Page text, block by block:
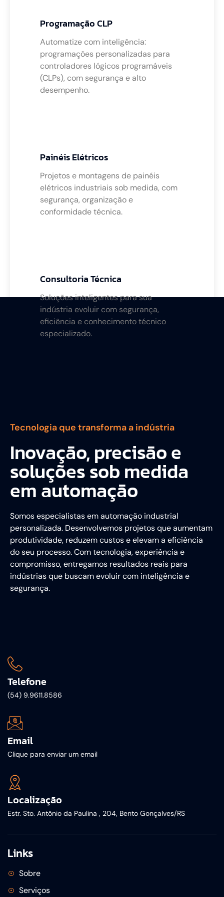
Programação CLP
Automatize com inteligência:
programações personalizadas para
controladores lógicos programáveis
(CLPs), com segurança e alto
desempenho.
Painéis Elétricos
Projetos e montagens de painéis
elétricos industriais sob medida, com
segurança, organização e
conformidade técnica.
Consultoria Técnica
Soluções inteligentes para sua
indústria evoluir com segurança,
eficiência e conhecimento técnico
especializado.
Tecnologia que transforma a indústria
Inovação, precisão e
soluções sob medida
em automação
Somos especialistas em automação industrial
personalizada. Desenvolvemos projetos que aumentam
produtividade, reduzem custos e elevam a eficiência
do seu processo. Com tecnologia, experiência e
compromisso, entregamos resultados reais para
indústrias que buscam evoluir com inteligência e
segurança.
Telefone
(54) 9.9611.8586
Email
Clique para enviar um email
Localização
Estr. Sto. Antônio da Paulina , 204, Bento Gonçalves/RS
Links
Sobre
Serviços